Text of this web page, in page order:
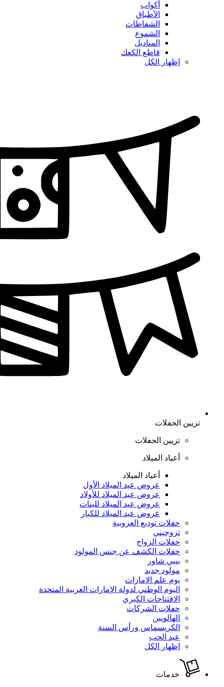
أكواب
الأطباق
الشفاطات
الشموع
المناديل
قاطع الكعك
إظهار الكل
تزيين الحفلات
تزيين الحفلات
أعياد الميلاد
أعياد الميلاد
عروض عيد الميلاد الأول
عروض عيد الميلاد للأولاد
عروض عيد الميلاد للبنات
عروض عيد الميلاد للكبار
حفلات توديع العزوبية
تزوجيني
حفلات الزواج
حفلات الكشف عن جنس المولود
بيبي شاور
مولود جديد
يوم علم الإمارات
اليوم الوطني لدولة الإمارات العربية المتحدة
الافتتاحات الكبري
حفلات الشركات
الهالويين
الكريسماس ورأس السنة
عيد الحب
إظهار الكل
خدمات